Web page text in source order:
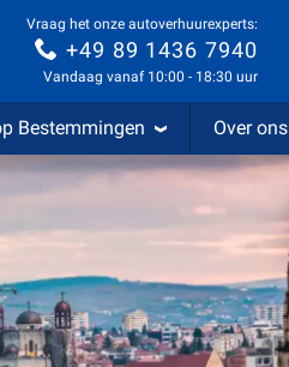
Vraag het onze autoverhuurexperts:
+49 89 1436 7940
Vandaag vanaf 10:00 - 18:30 uur
Bestemmingen Over ons